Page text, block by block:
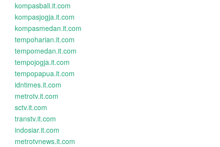
kompasbali.it.com
kompasjogja.it.com
kompasmedan.it.com
tempoharian.it.com
tempomedan.it.com
tempojogja.it.com
tempopapua.it.com
idntimes.it.com
metrotv.it.com
sctv.it.com
transtv.it.com
indosiar.it.com
metrotvnews.it.com